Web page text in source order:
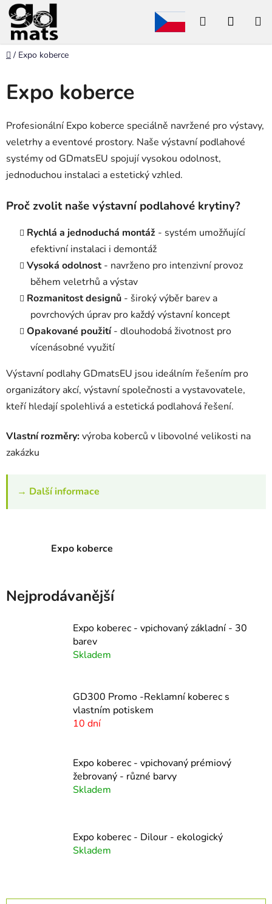
Přejít
na
obsah
Hledat
Domů
/ Expo koberce
Expo koberce
Profesionální Expo koberce speciálně navržené pro výstavy,
veletrhy a eventové prostory. Naše výstavní podlahové
systémy od GDmatsEU spojují vysokou odolnost,
jednoduchou instalaci a estetický vzhled.
Proč zvolit naše výstavní podlahové krytiny?
Rychlá a jednoduchá montáž - systém umožňující
efektivní instalaci i demontáž
Vysoká odolnost- navrženo pro intenzivní provoz
během veletrhů a výstav
Rozmanitost designů - široký výběr barev a
povrchových úprav pro každý výstavní koncept
Opakované použití- dlouhodobá životnost pro
vícenásobné využití
Výstavní podlahy GDmatsEU jsou ideálním řešením pro
organizátory akcí, výstavní společnosti a vystavovatele,
kteří hledají spolehlivá a estetická podlahová řešení.
Vlastní rozměry:výroba koberců v libovolné velikosti na
zakázku
→ Další informace
Expo koberce
Nejprodávanější
Expo koberec - vpichovaný základní - 30
barev
Skladem
GD300 Promo -Reklamní koberec s
vlastním potiskem
10 dní
Expo koberec - vpichovaný prémiový
žebrovaný - různé barvy
Skladem
Expo koberec - Dilour - ekologický
Skladem